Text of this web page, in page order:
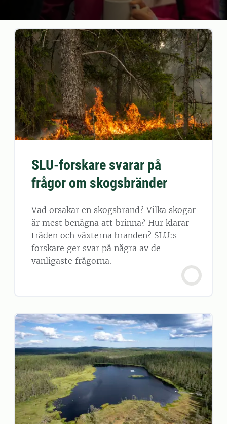
SLU-forskare svarar på
frågor om skogsbränder
Vad orsakar en skogsbrand? Vilka skogar
är mest benägna att brinna? Hur klarar
träden och växterna branden? SLU:s
forskare ger svar på några av de
vanligaste frågorna.